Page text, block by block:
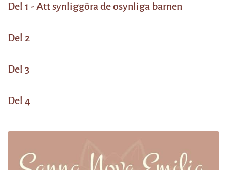
Del 1 - Att synliggöra de osynliga barnen
Del 2
Del 3
Del 4